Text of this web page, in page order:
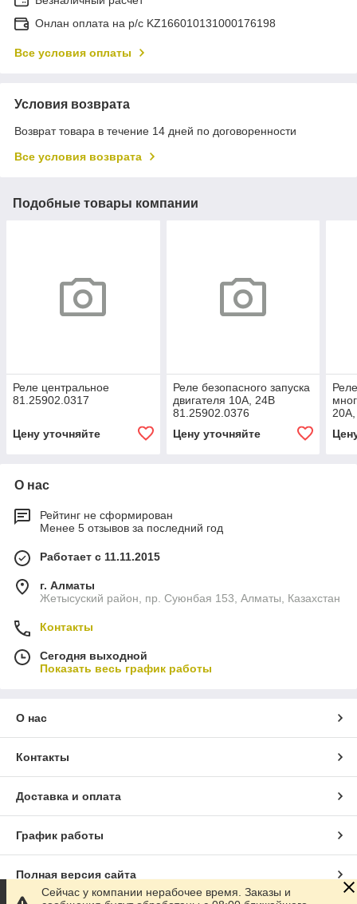
Онлан оплата на р/с KZ166010131000176198
Все условия оплаты
Условия возврата
Возврат товара в течение 14 дней по договоренности
Все условия возврата
Подобные товары компании
Реле центральное
81.25902.0317
Цену уточняйте
Реле безопасного запуска
двигателя 10А, 24В
81.25902.0376
Цену уточняйте
О нас
Рейтинг не сформирован
Менее 5 отзывов за последний год
Работает с 11.11.2015
г. Алматы
Жетысуский район, пр. Суюнбая 153, Алматы, Казахстан
Контакты
Сегодня выходной
Показать весь график работы
О нас
Контакты
Доставка и оплата
График работы
Полная версия сайта
Сейчас у компании нерабочее время. Заказы и